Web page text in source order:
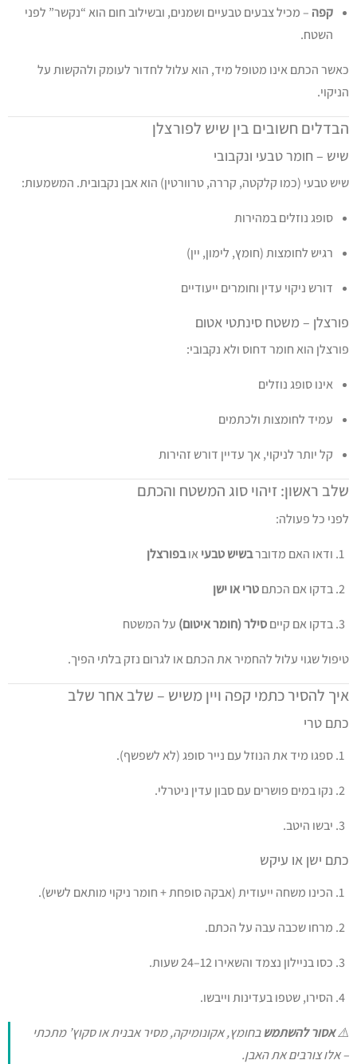
קפה – מכיל צבעים טבעיים ושמנים, ובשילוב חום הוא “נקשר” לפני
השטח.
כאשר הכתם אינו מטופל מיד, הוא עלול לחדור לעומק ולהקשות על
הניקוי.
הבדלים חשובים בין שיש לפורצלן
שיש – חומר טבעי ונקבובי
שיש טבעי (כמו קלקטה, קררה, טרוורטין) הוא אבן נקבובית. המשמעות:
סופג נוזלים במהירות
רגיש לחומצות (חומץ, לימון, יין)
דורש ניקוי עדין וחומרים ייעודיים
פורצלן – משטח סינתטי אטום
פורצלן הוא חומר דחוס ולא נקבובי:
אינו סופג נוזלים
עמיד לחומצות ולכתמים
קל יותר לניקוי, אך עדיין דורש זהירות
שלב ראשון: זיהוי סוג המשטח והכתם
לפני כל פעולה:
ודאו האם מדוברבשיש טבעיאובפורצלן
בדקו אם הכתםטרי או ישן
בדקו אם קייםסילר (חומר איטום) על המשטח
טיפול שגוי עלול להחמיר את הכתם או לגרום נזק בלתי הפיך.
איך להסיר כתמי קפה ויין משיש – שלב אחר שלב
כתם טרי
ספגו מיד את הנוזל עם נייר סופג (לא לשפשף).
נקו במים פושרים עם סבון עדין ניטרלי.
יבשו היטב.
כתם ישן או עיקש
הכינו משחה ייעודית (אבקה סופחת + חומר ניקוי מותאם לשיש).
מרחו שכבה עבה על הכתם.
כסו בניילון נצמד והשאירו 12–24 שעות.
הסירו, שטפו בעדינות וייבשו.
⚠️אסור להשתמשבחומץ, אקונומיקה, מסיר אבנית או סקוץ’ מתכתי
– אלו צורבים את האבן.